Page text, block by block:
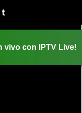
vivo con IPTV Live!